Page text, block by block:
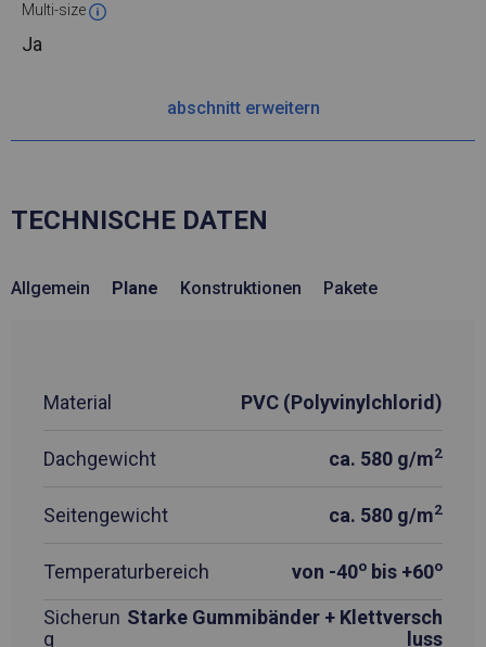
Multi-size
Ja
abschnitt erweitern
TECHNISCHE DATEN
Allgemein Plane Konstruktionen Pakete
Material PVC (Polyvinylchlorid)
Dachgewicht ca. 580 g/m2
Seitengewicht ca. 580 g/m2
Temperaturbereich von -40o bis +60o
Sicherun
g
Starke Gummibänder + Klettversch
luss